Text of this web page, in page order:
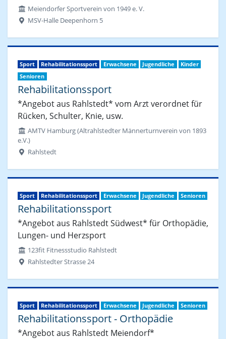
Meiendorfer Sportverein von 1949 e. V.
MSV-Halle Deepenhorn 5
Sport Rehabilitationssport Erwachsene Jugendliche
Kinder
Senioren
Rehabilitationssport
*Angebot aus Rahlstedt* vom Arzt verordnet für
Rücken, Schulter, Knie, usw.
AMTV Hamburg (Altrahlstedter Männerturnverein von 1893
e.V.)
Rahlstedt
Sport Rehabilitationssport Erwachsene Jugendliche Senioren
Rehabilitationssport
*Angebot aus Rahlstedt Südwest* für Orthopädie,
Lungen- und Herzsport
123fit Fitnessstudio Rahlstedt
Rahlstedter Strasse 24
Sport Rehabilitationssport Erwachsene Jugendliche Senioren
Rehabilitationssport - Orthopädie
*Angebot aus Rahlstedt Meiendorf*